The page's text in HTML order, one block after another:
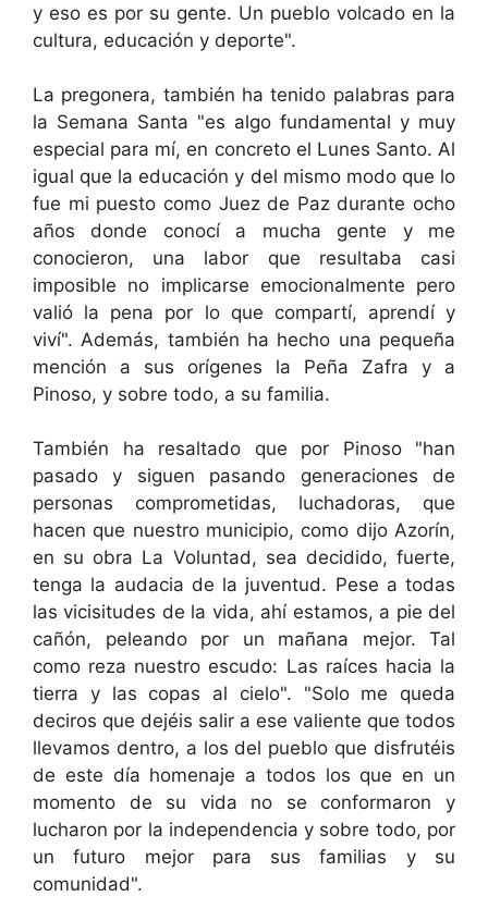
y eso es por su gente. Un pueblo volcado en la
cultura, educación y deporte".
La pregonera, también ha tenido palabras para
la Semana Santa "es algo fundamental y muy
especial para mí, en concreto el Lunes Santo. Al
igual que la educación y del mismo modo que lo
fue mi puesto como Juez de Paz durante ocho
años donde conocí a mucha gente y me
conocieron, una labor que resultaba casi
imposible no implicarse emocionalmente pero
valió la pena por lo que compartí, aprendí y
viví". Además, también ha hecho una pequeña
mención a sus orígenes la Peña Zafra y a
Pinoso, y sobre todo, a su familia.
También ha resaltado que por Pinoso "han
pasado y siguen pasando generaciones de
personas comprometidas, luchadoras, que
hacen que nuestro municipio, como dijo Azorín,
en su obra La Voluntad, sea decidido, fuerte,
tenga la audacia de la juventud. Pese a todas
las vicisitudes de la vida, ahí estamos, a pie del
cañón, peleando por un mañana mejor. Tal
como reza nuestro escudo: Las raíces hacia la
tierra y las copas al cielo". "Solo me queda
deciros que dejéis salir a ese valiente que todos
llevamos dentro, a los del pueblo que disfrutéis
de este día homenaje a todos los que en un
momento de su vida no se conformaron y
lucharon por la independencia y sobre todo, por
un futuro mejor para sus familias y su
comunidad".